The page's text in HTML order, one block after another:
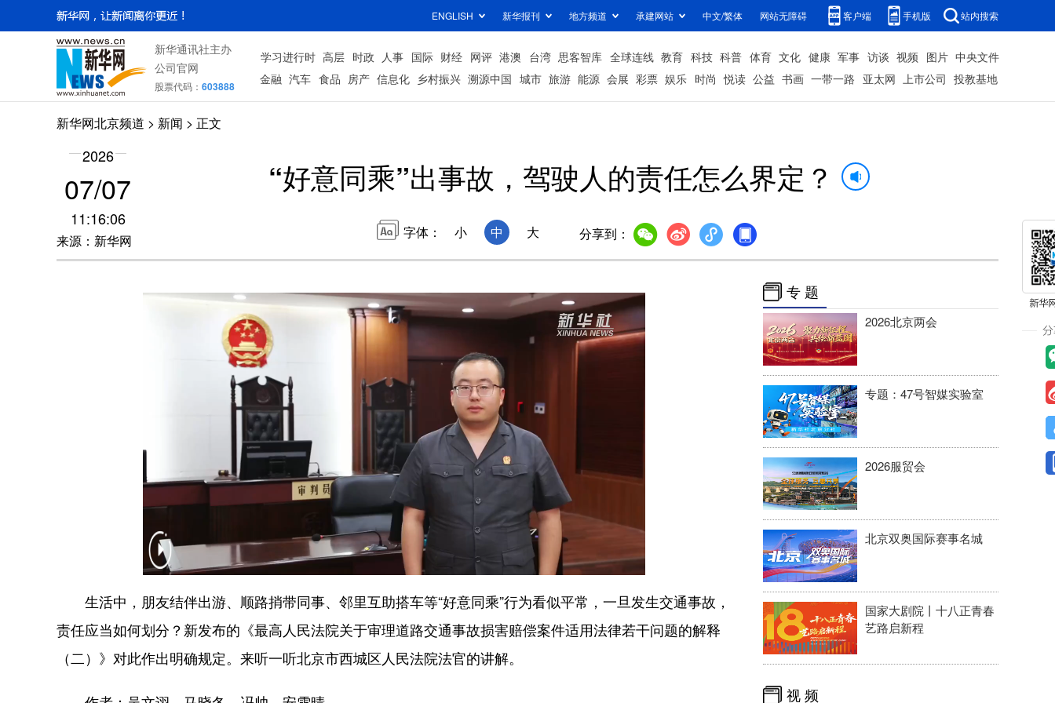
ENGLISH 新华报刊 地方频道 承建网站 中文/繁体 网站无障碍 客户端 手机版 站内搜索
新华通讯社主办
公司官网
股票代码： 603888
学习进行时 高层 时政 人事 国际 财经 网评 港澳 台湾 思客智库 全球连线 教育 科技 科普 体育 文化 健康 军事 访谈 视频 图片 中央文件
金融 汽车 食品 房产 信息化 乡村振兴 溯源中国 城市 旅游 能源 会展 彩票 娱乐 时尚 悦读 公益 书画 一带一路 亚太网 上市公司 投教基地
新华网北京频道 > 新闻 > 正文
2026
07/07
11:16:06
来源：新华网
“好意同乘”出事故，驾驶人的责任怎么界定？
字体： 小 中 大 分享到：
生活中，朋友结伴出游、顺路捎带同事、邻里互助搭车等“好意同乘”行为看似平常，一旦发生交通事故，
责任应当如何划分？新发布的《最高人民法院关于审理道路交通事故损害赔偿案件适用法律若干问题的解释
（二）》对此作出明确规定。来听一听北京市西城区人民法院法官的讲解。
专 题
2026北京两会
专题：47号智媒实验室
2026服贸会
北京双奥国际赛事名城
国家大剧院丨十八正青春
艺路启新程
视 频